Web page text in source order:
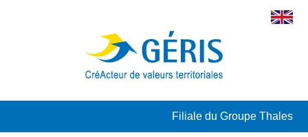
Filiale du Groupe Thales